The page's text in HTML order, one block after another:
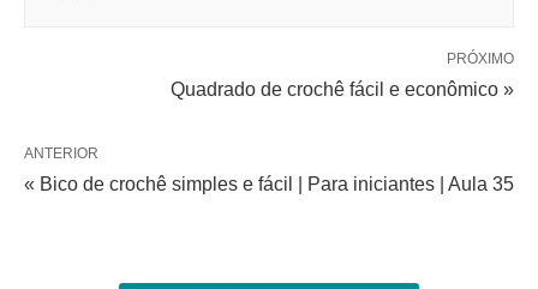
PRÓXIMO
Quadrado de crochê fácil e econômico »
ANTERIOR
« Bico de crochê simples e fácil | Para iniciantes | Aula 35